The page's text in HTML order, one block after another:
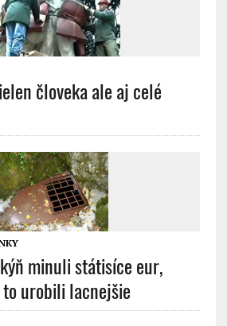
človeka ale aj celé
minuli státisíce eur,
to urobili lacnejšie